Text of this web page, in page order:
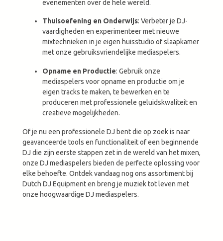
evenementen over de hele wereld.
Thuisoefening en Onderwijs: Verbeter je DJ-
vaardigheden en experimenteer met nieuwe
mixtechnieken in je eigen huisstudio of slaapkamer
met onze gebruiksvriendelijke mediaspelers.
Opname en Productie: Gebruik onze
mediaspelers voor opname en productie om je
eigen tracks te maken, te bewerken en te
produceren met professionele geluidskwaliteit en
creatieve mogelijkheden.
Of je nu een professionele DJ bent die op zoek is naar
geavanceerde tools en functionaliteit of een beginnende
DJ die zijn eerste stappen zet in de wereld van het mixen,
onze DJ mediaspelers bieden de perfecte oplossing voor
elke behoefte. Ontdek vandaag nog ons assortiment bij
Dutch DJ Equipment en breng je muziek tot leven met
onze hoogwaardige DJ mediaspelers.